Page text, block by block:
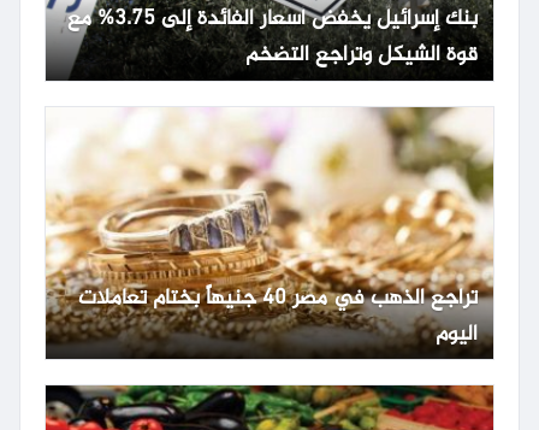
بنك إسرائيل يخفض أسعار الفائدة إلى 3.75% مع
قوة الشيكل وتراجع التضخم
تراجع الذهب في مصر 40 جنيهاً بختام تعاملات
اليوم